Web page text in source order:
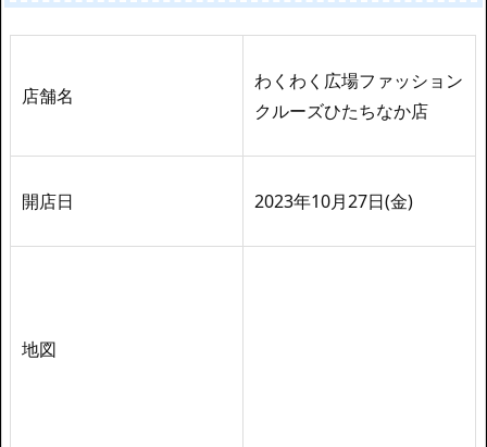
店舗名
わくわく広場ファッション
クルーズひたちなか店
開店日 2023年10月27日(金)
地図